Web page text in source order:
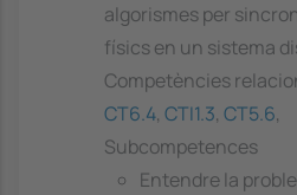
algorismes per
físics en un sistema
Competències
CT6.4, CTI1.3, CT5.6,
Subcompetences
Entendre la